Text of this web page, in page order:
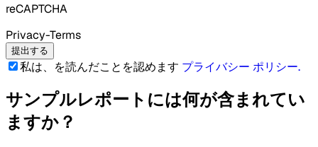
reCAPTCHA
Privacy-Terms
提出する
私は、を読んだことを認めます プライバシー ポリシー.
サンプルレポートには何が含まれてい
ますか？